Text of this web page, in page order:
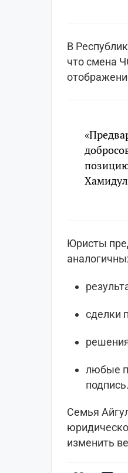
В
что смена
Юристы
сделки
любые
подпись.
Семья
изменить